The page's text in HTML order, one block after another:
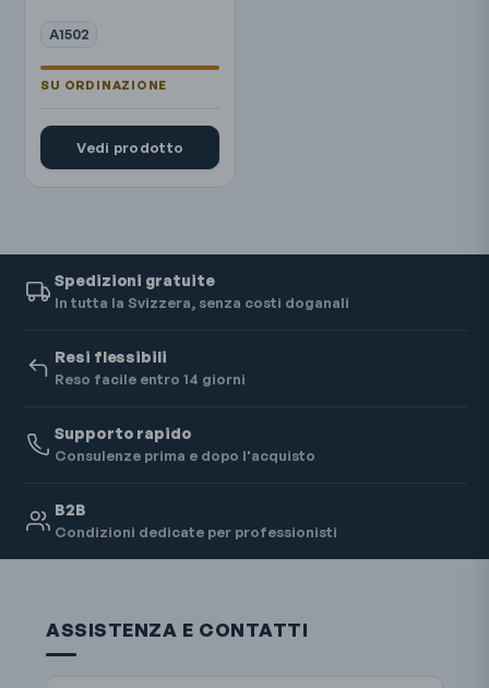
A1502
Vedi prodotto
Spedizioni gratuite
In tutta la Svizzera, senza costi doganali
Resi flessibili
Reso facile entro 14 giorni
Supporto rapido
Consulenze prima e dopo l'acquisto
B2B
Condizioni dedicate per professionisti
ASSISTENZA E CONTATTI